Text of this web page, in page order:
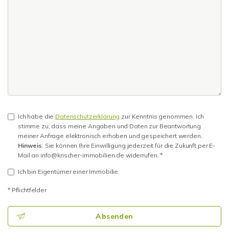
Ich habe die Datenschutzerklärung zur Kenntnis genommen. Ich
stimme zu, dass meine Angaben und Daten zur Beantwortung
meiner Anfrage elektronisch erhoben und gespeichert werden.
Hinweis: Sie können Ihre Einwilligung jederzeit für die Zukunft per E-
Mail an info@krischer-immobilien.de widerrufen. *
Ich bin Eigentümer einer Immobilie.
* Pflichtfelder
Absenden